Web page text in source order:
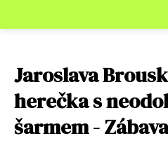
Jaroslava
herečka s
šarmem - Zábava